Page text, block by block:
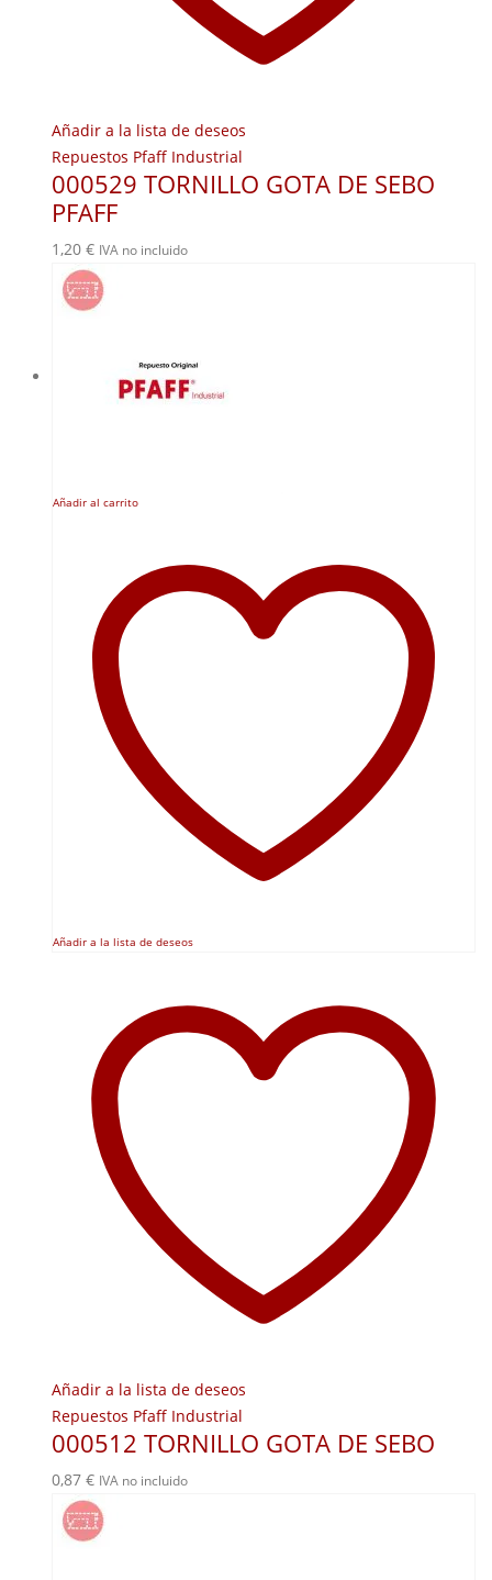
Añadir a la lista de deseos
Repuestos Pfaff Industrial
000529 TORNILLO GOTA DE SEBO
PFAFF
1,20 € IVA no incluido
Añadir al carrito
Añadir a la lista de deseos
Añadir a la lista de deseos
Repuestos Pfaff Industrial
000512 TORNILLO GOTA DE SEBO
0,87 € IVA no incluido